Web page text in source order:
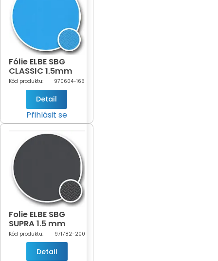
Fólie ELBE SBG
CLASSIC 1,5mm
Adriatic Blue šíře
1,65m (modrá -
Kód produktu: 970604-165
Detail
Přihlásit se
Folie ELBE SBG
SUPRA 1,5 mm
Antracite šíře 2m
(antracitová-782)
Kód produktu: 971782-200
Detail